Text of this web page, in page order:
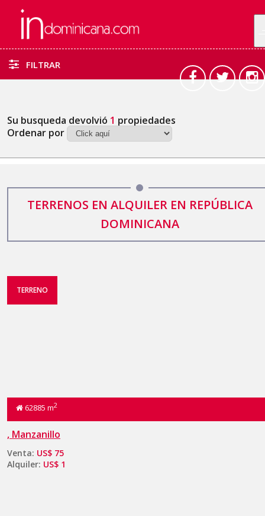
FILTRAR
Su busqueda devolvió 1 propiedades
Ordenar por
TERRENOS EN ALQUILER EN REPÚBLICA
DOMINICANA
TERRENO
62885 m2
, Manzanillo
Venta: US$ 75
Alquiler: US$ 1